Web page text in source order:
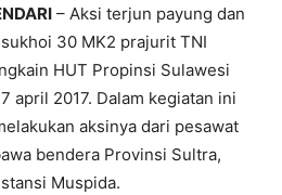
– Aksi terjun payung dan
30 MK2 prajurit TNI
HUT Propinsi Sulawesi
april 2017. Dalam kegiatan ini
aksinya dari pesawat
bendera Provinsi Sultra,
Muspida.